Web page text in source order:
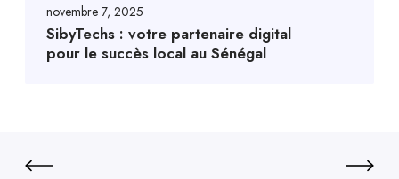
novembre 7, 2025
SibyTechs : votre partenaire digital
pour le succès local au Sénégal